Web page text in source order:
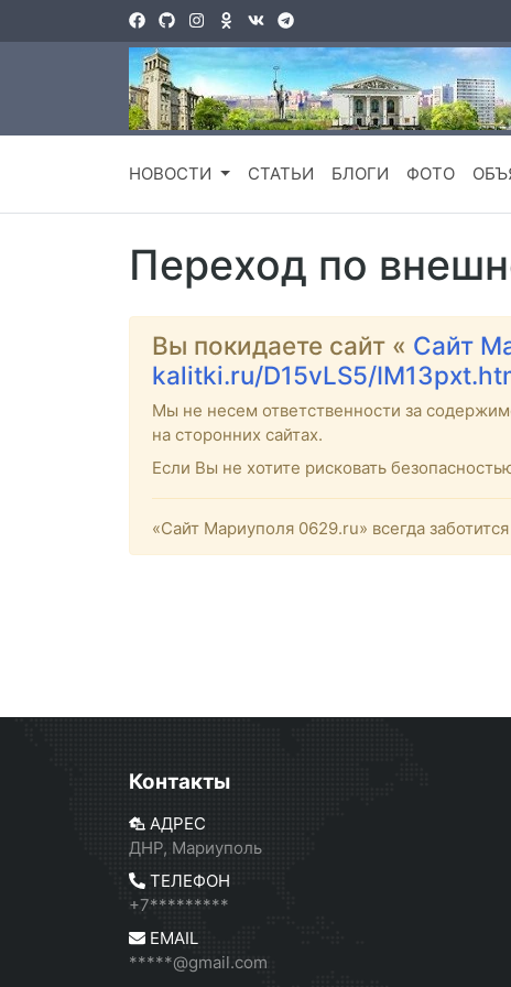
НОВОСТИ СТАТЬИ БЛОГИ ФОТО
Переход по
Вы покидаете сайт « Сайт
kalitki.ru/D15vLS5/
Мы не несем ответственности за
на сторонних сайтах.
Если Вы не хотите рисковать
«Сайт Мариуполя 0629.ru» всегда
Контакты
АДРЕС
ДНР, Мариуполь
ТЕЛЕФОН
+7*********
EMAIL
*****@gmail.com